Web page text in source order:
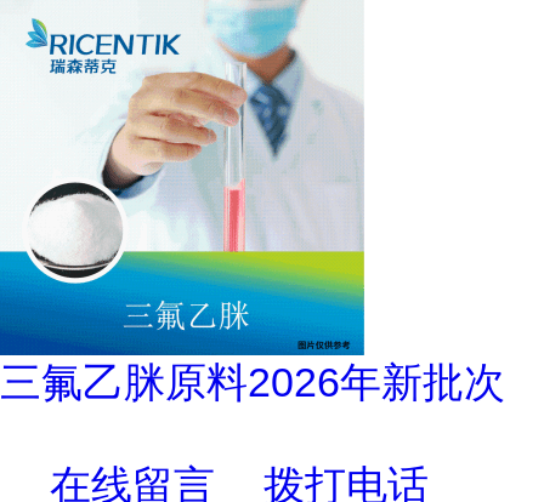
三氟乙脒原料2026年新批次
在线留言 拨打电话